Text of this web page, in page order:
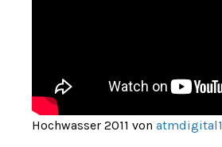
Hochwasser 2011 von atmdigital1